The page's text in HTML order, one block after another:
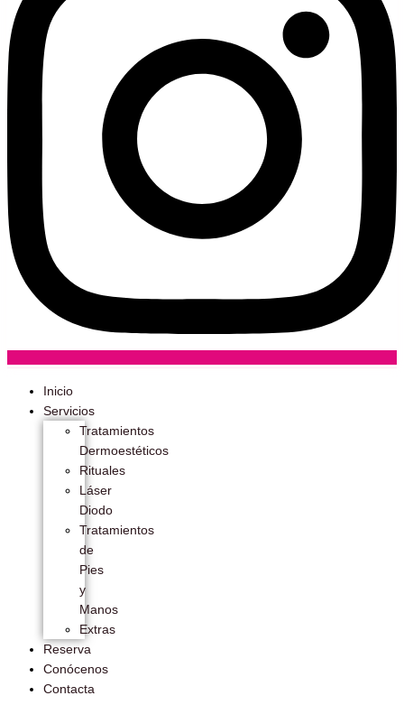
Inicio
Servicios
Tratamientos
Dermoestéticos
Rituales
Láser
Diodo
Tratamientos
de
Pies
y
Manos
Extras
Reserva
Conócenos
Contacta